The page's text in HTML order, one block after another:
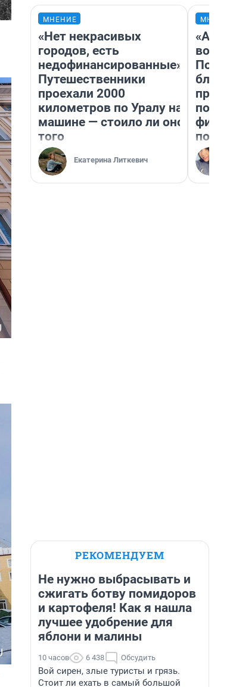
МНЕНИЕ
«Нет некрасивых
городов, есть
недофинансированные».
Путешественники
проехали 2000
километров по Уралу на
машине — стоило ли оно
того
Екатерина Литкевич
вот
РЕКОМЕНДУЕМ
Не нужно выбрасывать и
сжигать ботву помидоров
и картофеля! Как я нашла
лучшее удобрение для
яблони и малины
10 часов 6 438 Обсудить
Вой сирен, злые туристы и грязь.
Стоит ли ехать в самый большой